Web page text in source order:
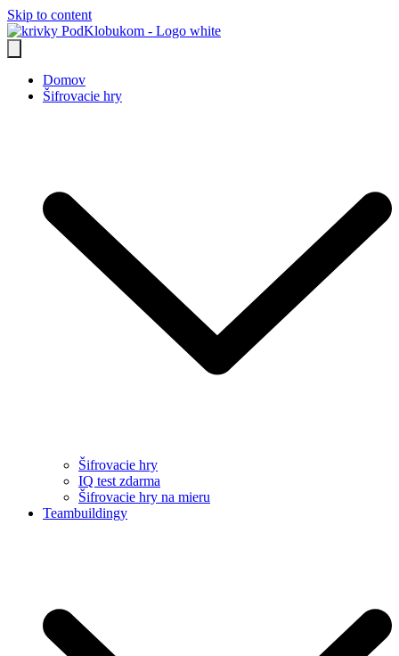
Skip to content
Domov
Šifrovacie hry
Šifrovacie hry
IQ test zdarma
Šifrovacie hry na mieru
Teambuildingy